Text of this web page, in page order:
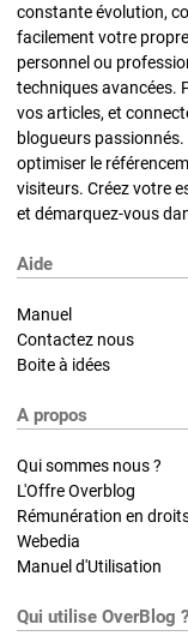
constante évolution,
facilement votre
personnel ou
techniques avancées.
vos articles, et
blogueurs
optimiser le
visiteurs. Créez votre
et démarquez-vous
Aide
Manuel
Contactez nous
Boite à idées
A propos
Qui sommes nous ?
L'Offre Overblog
Rémunération en
Webedia
Manuel d'Utilisation
Qui utilise OverBlog ?